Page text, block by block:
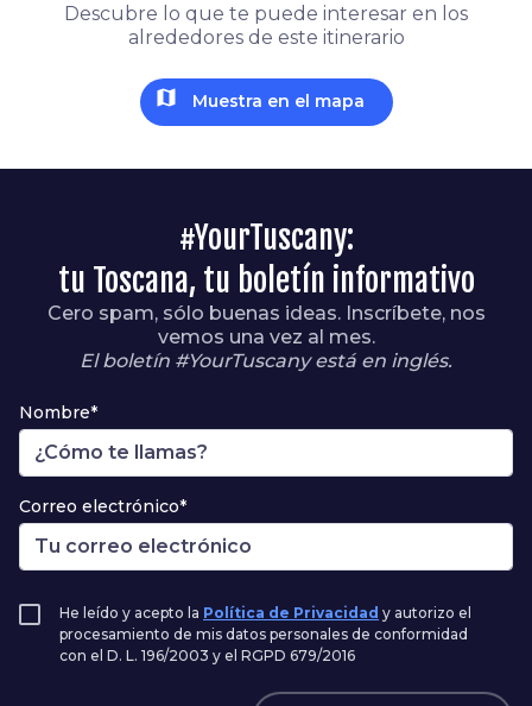
Descubre lo que te puede interesar en los
alrededores de este itinerario
map Muestra en el mapa
#YourTuscany:
tu Toscana, tu boletín informativo
Cero spam, sólo buenas ideas. Inscríbete, nos
vemos una vez al mes.
El boletín #YourTuscany está en inglés.
Nombre*
Correo electrónico*
He leído y acepto la Política de Privacidad y autorizo el
procesamiento de mis datos personales de conformidad
con el D. L. 196/2003 y el RGPD 679/2016